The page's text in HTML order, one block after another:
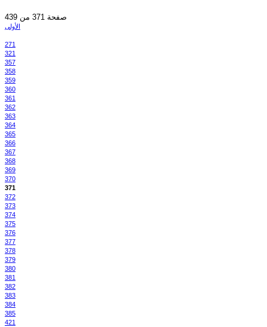
صفحة 371 من 439
الأولى
271
321
357
358
359
360
361
362
363
364
365
366
367
368
369
370
371
372
373
374
375
376
377
378
379
380
381
382
383
384
385
421